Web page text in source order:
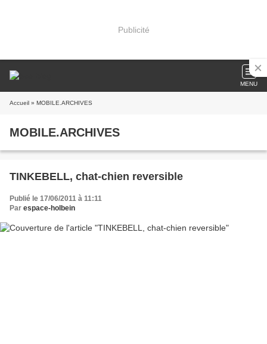
Publicité
MENU
Accueil » MOBILE.ARCHIVES
MOBILE.ARCHIVES
TINKEBELL, chat-chien reversible
Publié le 17/06/2011 à 11:11
Par espace-holbein